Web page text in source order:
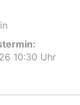
10:30 Uhr